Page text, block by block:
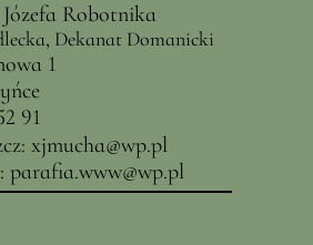
Robotnika
Dekanat Domanicki
1
91
xjmucha@wp.pl
parafia.www@wp.pl